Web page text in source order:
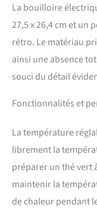
La bouilloire
27,5 x 26,4 cm et un
rétro. Le matériau
ainsi une absence
souci du détail
Fonctionnalités et
La température
librement la
préparer un thé vert
maintenir la
de chaleur pendant